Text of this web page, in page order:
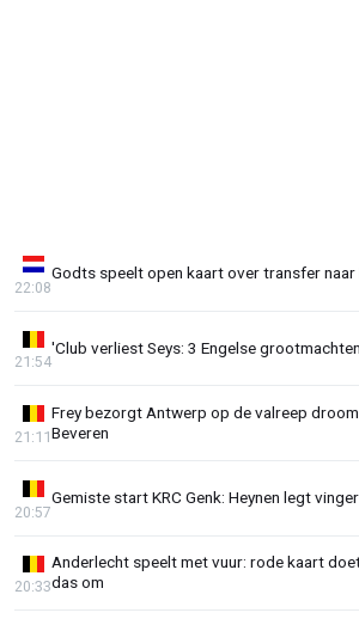
Godts speelt open kaart over transfer naar
22:08
'Club verliest Seys: 3 Engelse
21:54
Frey bezorgt Antwerp op de valreep
Beveren
21:11
Gemiste start KRC Genk: Heynen legt
20:57
Anderlecht speelt met vuur: rode kaart
das om
20:33